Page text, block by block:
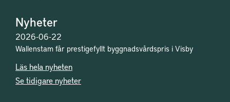
Nyheter
2026-06-22
Wallenstam får prestigefyllt byggnadsvårdspris i Visby
Läs hela nyheten
Se tidigare nyheter